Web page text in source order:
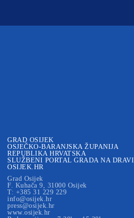
GRAD OSIJEK
OSJEČKO-BARANJSKA ŽUPANIJA
REPUBLIKA HRVATSKA
SLUŽBENI PORTAL GRADA NA DRAVI
OSIJEK.HR
Grad Osijek
F. Kuhača 9, 31000 Osijek
T: +385 31 229 229
info@osijek.hr
press@osijek.hr
www.osijek.hr